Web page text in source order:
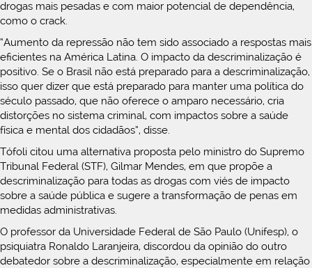
drogas mais pesadas e com maior potencial de dependência,
como o crack.
“Aumento da repressão não tem sido associado a respostas mais
eficientes na América Latina. O impacto da descriminalização é
positivo. Se o Brasil não está preparado para a descriminalização,
isso quer dizer que está preparado para manter uma política do
século passado, que não oferece o amparo necessário, cria
distorções no sistema criminal, com impactos sobre a saúde
física e mental dos cidadãos”, disse.
Tófoli citou uma alternativa proposta pelo ministro do Supremo
Tribunal Federal (STF), Gilmar Mendes, em que propõe a
descriminalização para todas as drogas com viés de impacto
sobre a saúde pública e sugere a transformação de penas em
medidas administrativas.
O professor da Universidade Federal de São Paulo (Unifesp), o
psiquiatra Ronaldo Laranjeira, discordou da opinião do outro
debatedor sobre a descriminalização, especialmente em relação